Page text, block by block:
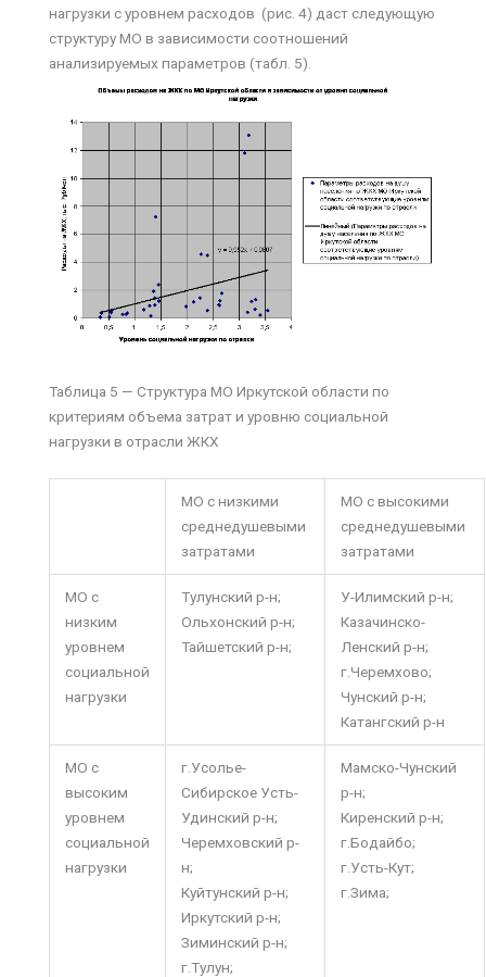
нагрузки с уровнем расходов (рис. 4) даст следующую
структуру МО в зависимости соотношений
анализируемых параметров (табл. 5).
Таблица 5 — Структура МО Иркутской области по
критериям объема затрат и уровню социальной
нагрузки в отрасли ЖКХ
МО с низкими
среднедушевыми
затратами
МО с высокими
среднедушевыми
затратами
МО с
низким
уровнем
социальной
нагрузки
Тулунский р-н;
Ольхонский р-н;
Тайшетский р-н;
У-Илимский р-н;
Казачинско-
Ленский р-н;
г.Черемхово;
Чунский р-н;
Катангский р-н
МО с
высоким
уровнем
социальной
нагрузки
г.Усолье-
Сибирское Усть-
Удинский р-н;
Черемховский р-
н;
Куйтунский р-н;
Иркутский р-н;
Зиминский р-н;
г.Тулун;
Мамско-Чунский
р-н;
Киренский р-н;
г.Бодайбо;
г.Усть-Кут;
г.Зима;